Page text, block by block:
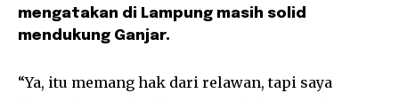
mengatakan di Lampung masih solid
mendukung Ganjar.
“Ya, itu memang hak dari relawan, tapi saya